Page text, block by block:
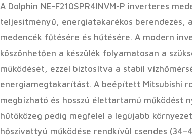
A Dolphin NE-F210SPR4INVM-P inverteres
teljesítményű, energiatakarékos berendezés,
medencék fűtésére és hűtésére. A modern
köszönhetően a készülék folyamatosan a
működését, ezzel biztosítva a stabil
energiamegtakarítást. A beépített Mitsubishi
megbízható és hosszú élettartamú működést
hűtőközeg pedig megfelel a legújabb
hőszivattyú működése rendkívül csendes